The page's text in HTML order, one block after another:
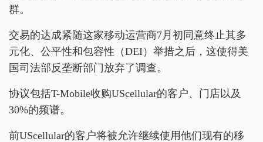
群。
交易的达成紧随这家移动运营商7月初同意终止其多
元化、公平性和包容性（DEI）举措之后，这使得美
国司法部反垄断部门放弃了调查。
协议包括T-Mobile收购UScellular的客户、门店以及
30%的频谱。
前UScellular的客户将被允许继续使用他们现有的移